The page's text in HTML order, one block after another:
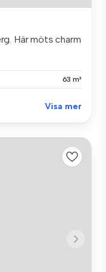
Här möts charm
63 m²
Visa mer